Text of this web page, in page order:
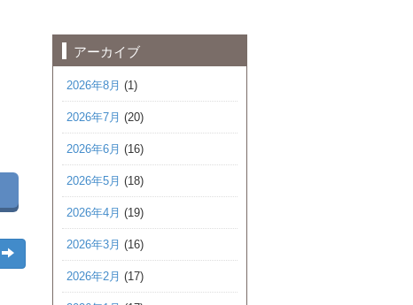
アーカイブ
2026年8月 (1)
2026年7月 (20)
2026年6月 (16)
2026年5月 (18)
2026年4月 (19)
2026年3月 (16)
2026年2月 (17)